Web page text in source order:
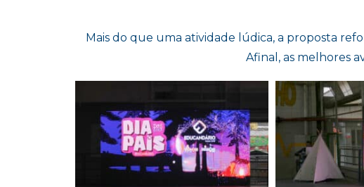
Mais do que uma atividade lúdica, a proposta
Afinal, as melhores